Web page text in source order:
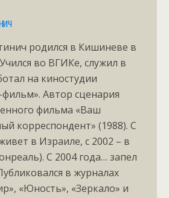
родился в Кишиневе в
во ВГИКе, служил в
на киностудии
Автор сценария
фильма «Ваш
корреспондент» (1988). С
в Израиле, с 2002 – в
С 2004 года… запел
в журналах
«Юность», «Зеркало» и